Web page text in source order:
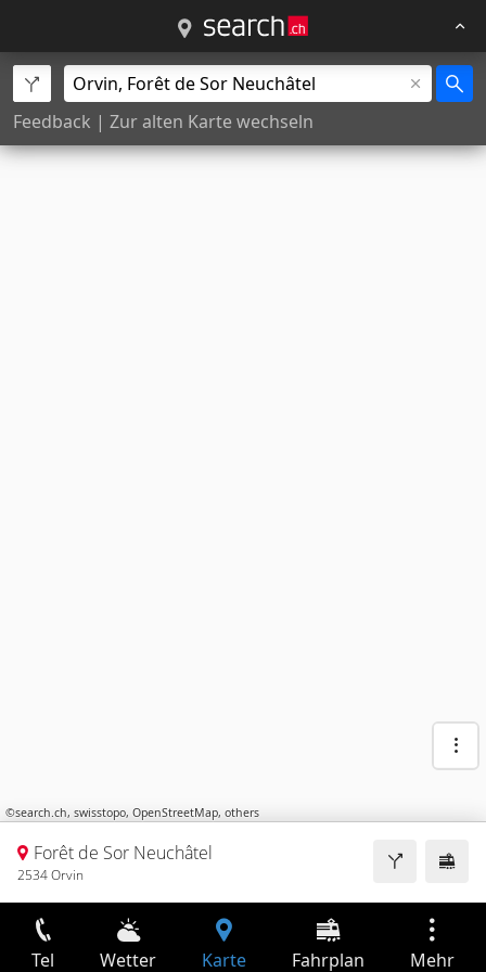
Feedback | Zur alten Karte wechseln
©search.ch, swisstopo, OpenStreetMap, others
Forêt de Sor Neuchâtel
2534 Orvin
Tel Wetter Karte Fahrplan Mehr